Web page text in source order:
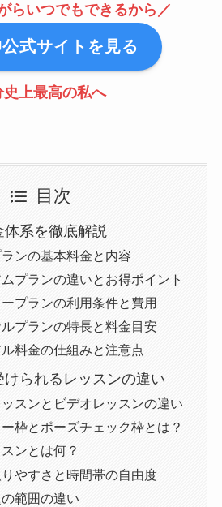
らいつでもできるから／
式サイトを見る
史上最高の私へ
目次
体系を徹底解説
ンの基本料金と内容
プランの違いとお得ポイント
プランの利用条件と費用
プランの特長と料金目安
ル料金の仕組みと注意点
られるレッスンの違い
スンとビデオレッスンの違い
枠とポーズチェック枠とは？
ンとは何？
やすさと時間帯の自由度
範囲の違い